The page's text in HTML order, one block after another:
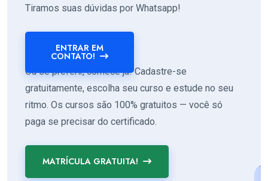
Tiramos suas dúvidas por Whatsapp!
ENTRAR EM
CONTATO!
Ou se preferir, comece já! Cadastre-se
gratuitamente, escolha seu curso e estude no seu
ritmo. Os cursos são 100% gratuitos — você só
paga se precisar do certificado.
MATRÍCULA GRATUITA!